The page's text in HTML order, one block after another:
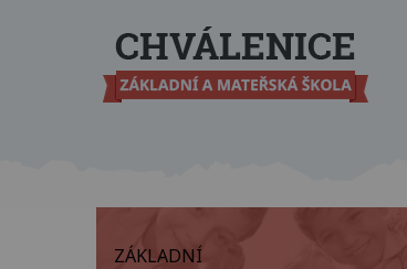
ZÁKLADNÍ